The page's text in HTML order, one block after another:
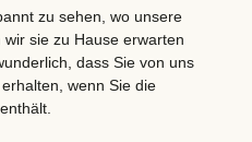
zu sehen, wo unsere
sie zu Hause erwarten
dass Sie von uns
wenn Sie die